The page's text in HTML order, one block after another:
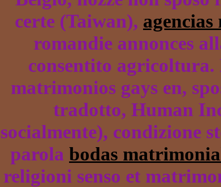
certe (Taiwan),
romandie annonces
consentito
matrimonios gays en,
tradotto, Human
socialmente), condizione
parola bodas
religioni senso et